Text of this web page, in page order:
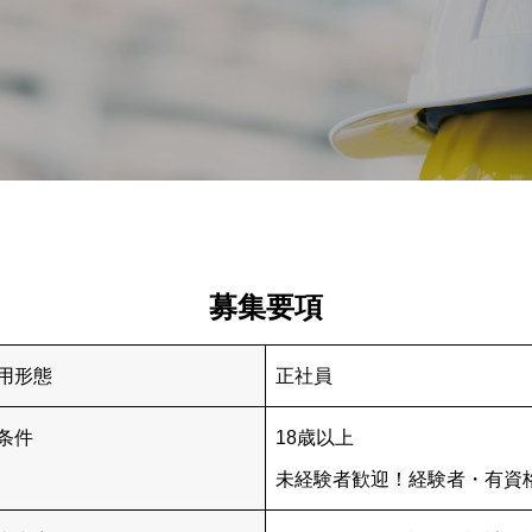
募集要項
形態 正社員
件 18歳以上
未経験者歓迎！経験者・有資